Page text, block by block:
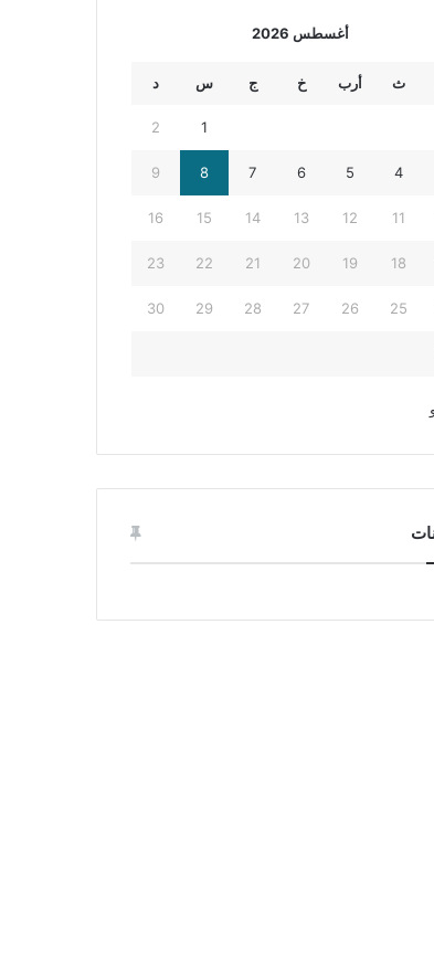
أغسطس 2026
ث أرب خ ج س د
1
2
4
5
6
7
8
9
11
12
13
14
15
16
18
19
20
21
22
23
25
26
27
28
29
30